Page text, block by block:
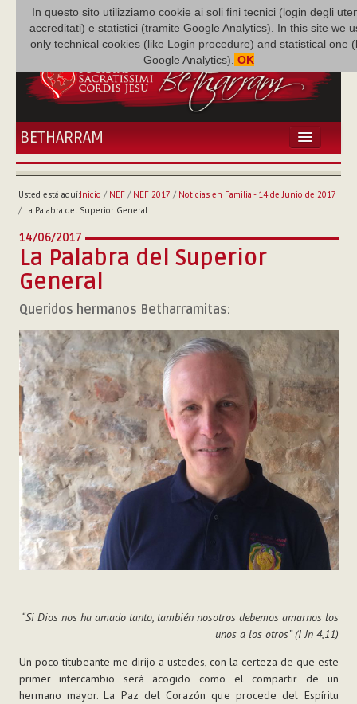
In questo sito utilizziamo cookie ai soli fini tecnici (login degli
accreditati) e statistici (tramite Google Analytics). In this site we
only technical cookies (like Login procedure) and statistical one
Google Analytics). OK
BETHARRAM
INICIO
BETHARRAM
MISIÓN
NEF
MULTIMEDIA
P. AUGUSTO ETCHECOPAR
Usted está aquí:Inicio / NEF/ NEF 2017 / Noticias en Familia - 14 de Junio de 2017
/ La Palabra del Superior General
14/06/2017
La Palabra del Superior
General
Queridos hermanos Betharramitas:
“Si Dios nos ha amado tanto, también nosotros debemos amarnos los
unos a los otros” (I Jn 4,11)
Un poco titubeante me dirijo a ustedes, con la certeza de que este
primer intercambio será acogido como el compartir de un
hermano mayor. La Paz del Corazón que procede del Espíritu